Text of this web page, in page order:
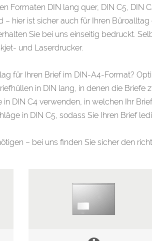
Formaten DIN lang quer, DIN C5, DIN
hier ist sicher auch für Ihren
Sie bei uns einseitig bedruckt.
und Laserdrucker.
für Ihren Brief im DIN-A4-Format?
in DIN lang, in denen die
DIN C4 verwenden, in welchen Ihr
in DIN C5, sodass Sie Ihren Brief
– bei uns finden Sie sicher den